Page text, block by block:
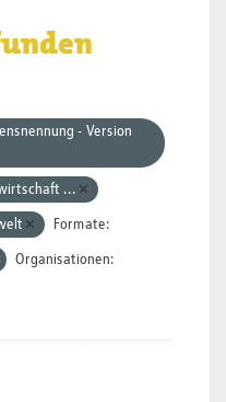
- Version
...
Formate:
Organisationen: